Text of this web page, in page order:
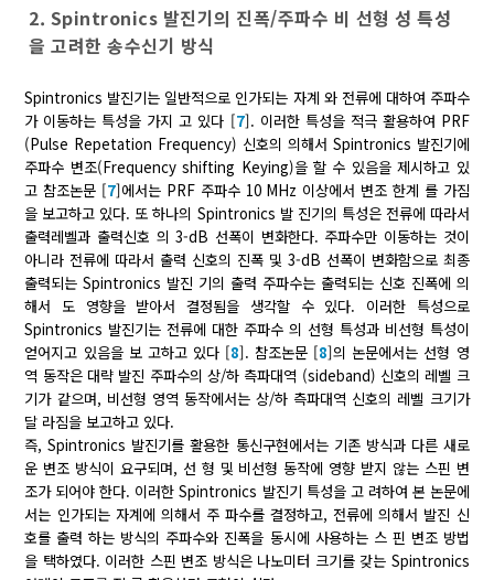
2. Spintronics 발진기의 진폭/주파수 비 선형 성 특성
을 고려한 송수신기 방식
Spintronics 발진기는 일반적으로 인가되는 자계 와 전류에 대하여 주파수
가 이동하는 특성을 가지 고 있다 [7]. 이러한 특성을 적극 활용하여 PRF
(Pulse Repetation Frequency) 신호의 의해서 Spintronics 발진기에
주파수 변조(Frequency shifting Keying)을 할 수 있음을 제시하고 있
고 참조논문 [7]에서는 PRF 주파수 10 MHz 이상에서 변조 한계 를 가짐
을 보고하고 있다. 또 하나의 Spintronics 발 진기의 특성은 전류에 따라서
출력레벨과 출력신호 의 3-dB 선폭이 변화한다. 주파수만 이동하는 것이
아니라 전류에 따라서 출력 신호의 진폭 및 3-dB 선폭이 변화함으로 최종
출력되는 Spintronics 발진 기의 출력 주파수는 출력되는 신호 진폭에 의
해서 도 영향을 받아서 결정됨을 생각할 수 있다. 이러한 특성으로
Spintronics 발진기는 전류에 대한 주파수 의 선형 특성과 비선형 특성이
얻어지고 있음을 보 고하고 있다 [8]. 참조논문 [8]의 논문에서는 선형 영
역 동작은 대략 발진 주파수의 상/하 측파대역 (sideband) 신호의 레벨 크
기가 같으며, 비선형 영역 동작에서는 상/하 측파대역 신호의 레벨 크기가
달 라짐을 보고하고 있다.
즉, Spintronics 발진기를 활용한 통신구현에서는 기존 방식과 다른 새로
운 변조 방식이 요구되며, 선 형 및 비선형 동작에 영향 받지 않는 스핀 변
조가 되어야 한다. 이러한 Spintronics 발진기 특성을 고 려하여 본 논문에
서는 인가되는 자계에 의해서 주 파수를 결정하고, 전류에 의해서 발진 신
호를 출력 하는 방식의 주파수와 진폭을 동시에 사용하는 스 핀 변조 방법
을 택하였다. 이러한 스핀 변조 방식은 나노미터 크기를 갖는 Spintronics